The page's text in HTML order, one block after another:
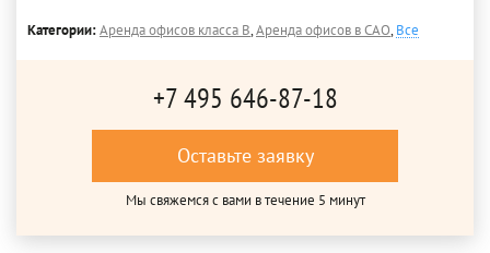
Категории:Аренда офисов класса B,Аренда офисов в САО,Все
+7 495 646-87-18
Оставьте заявку
Мы свяжемся с вами в течение 5 минут